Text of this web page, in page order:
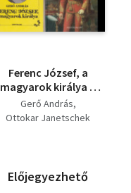
Ferenc József, a
magyarok királya +
Ferenc József (2 mű)
Gerő András
Ottokar Janetschek
Előjegyezhető